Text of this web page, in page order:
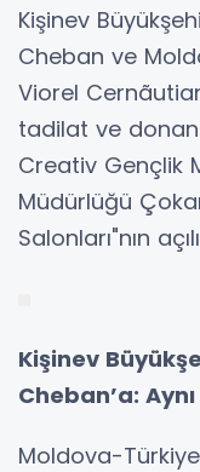
Kişinev
Cheban ve
Viorel
tadilat ve
Creativ Gençlik
Müdürlüğü
Salonları"nın
Kişinev
Cheban’a:
Moldova-